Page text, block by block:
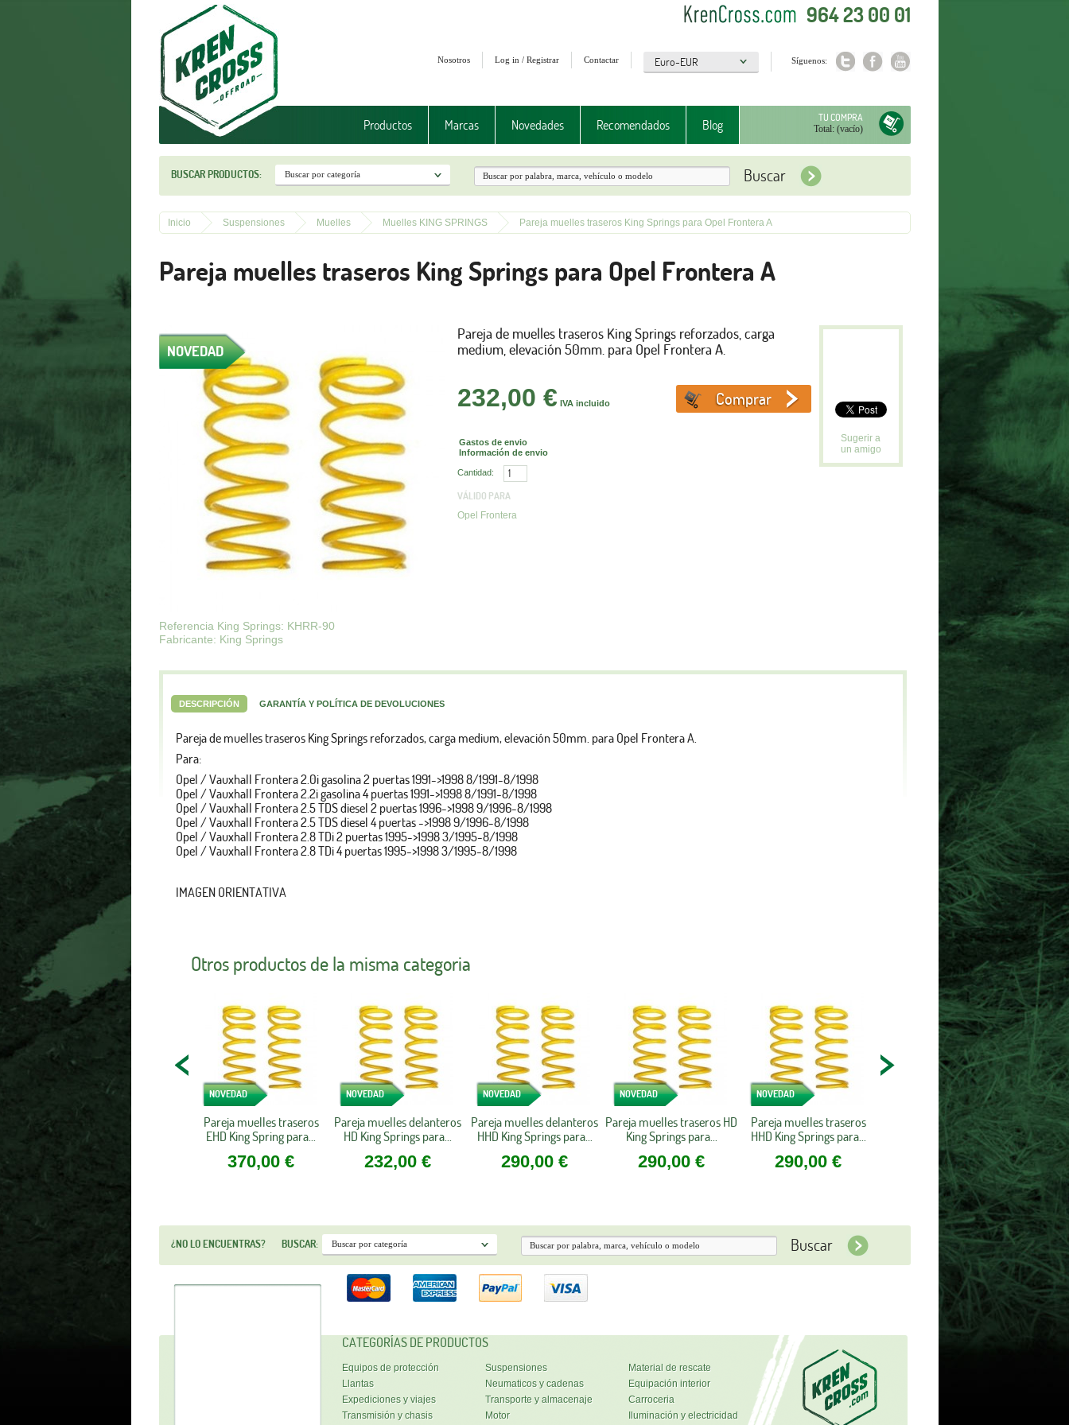
964 23 00 01
Síguenos:
Contactar
Log in / Registrar
Nosotros
TU COMPRA
Total: (vacío)
Productos Marcas Novedades Recomendados Blog
BUSCAR PRODUCTOS:
Inicio Suspensiones Muelles Muelles KING SPRINGS Pareja muelles traseros King Springs para Opel Frontera A
Pareja muelles traseros King Springs para Opel Frontera A
NOVEDAD
Referencia King Springs: KHRR-90
Fabricante: King Springs
Pareja de muelles traseros King Springs reforzados, carga
medium, elevación 50mm. para Opel Frontera A.
232,00 € IVA incluido
Gastos de envio
Información de envio
Cantidad:
Sugerir a
un amigo
VÁLIDO PARA
Opel Frontera
DESCRIPCIÓN GARANTÍA Y POLÍTICA DE DEVOLUCIONES
Pareja de muelles traseros King Springs reforzados, carga medium, elevación 50mm. para Opel Frontera A.
Para:
Opel / Vauxhall Frontera 2.0i gasolina 2 puertas 1991->1998 8/1991-8/1998
Opel / Vauxhall Frontera 2.2i gasolina 4 puertas 1991->1998 8/1991-8/1998
Opel / Vauxhall Frontera 2.5 TDS diesel 2 puertas 1996->1998 9/1996-8/1998
Opel / Vauxhall Frontera 2.5 TDS diesel 4 puertas ->1998 9/1996-8/1998
Opel / Vauxhall Frontera 2.8 TDi 2 puertas 1995->1998 3/1995-8/1998
Opel / Vauxhall Frontera 2.8 TDi 4 puertas 1995->1998 3/1995-8/1998
IMAGEN ORIENTATIVA
Otros productos de la misma categoria
NOVEDAD
Pareja muelles traseros
EHD King Spring para...
370,00 €
NOVEDAD
Pareja muelles delanteros
HD King Springs para...
232,00 €
NOVEDAD
Pareja muelles delanteros
HHD King Springs para...
290,00 €
NOVEDAD
Pareja muelles traseros HD
King Springs para...
290,00 €
NOVEDAD
Pareja muelles traseros
HHD King Springs para...
290,00 €
¿NO LO ENCUENTRAS? BUSCAR:
CATEGORÍAS DE PRODUCTOS
Equipos de protección Suspensiones
Material de rescate
Llantas
Neumaticos y cadenas
Equipación interior
Expediciones y viajes
Transporte y almacenaje
Carroceria
Transmisión y chasis
Motor Iluminación y electricidad